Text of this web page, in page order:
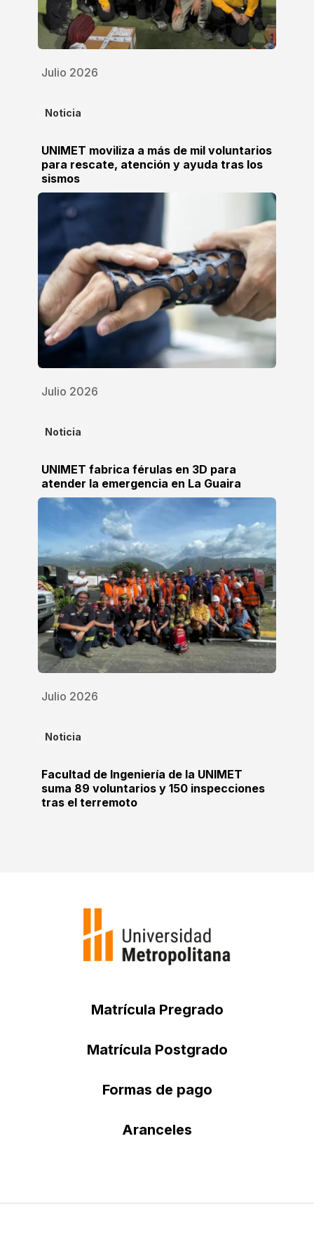
Julio 2026
Noticia
UNIMET moviliza a más de mil voluntarios
para rescate, atención y ayuda tras los
sismos
Julio 2026
Noticia
UNIMET fabrica férulas en 3D para
atender la emergencia en La Guaira
Julio 2026
Noticia
Facultad de Ingeniería de la UNIMET
suma 89 voluntarios y 150 inspecciones
tras el terremoto
Matrícula Pregrado
Matrícula Postgrado
Formas de pago
Aranceles